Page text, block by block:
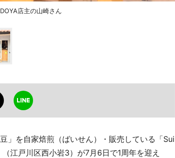
店主の山崎さん
」を自家焙煎（ばいせん）・販売している「Sui
江戸川区西小岩3）が7月6日で1周年を迎え